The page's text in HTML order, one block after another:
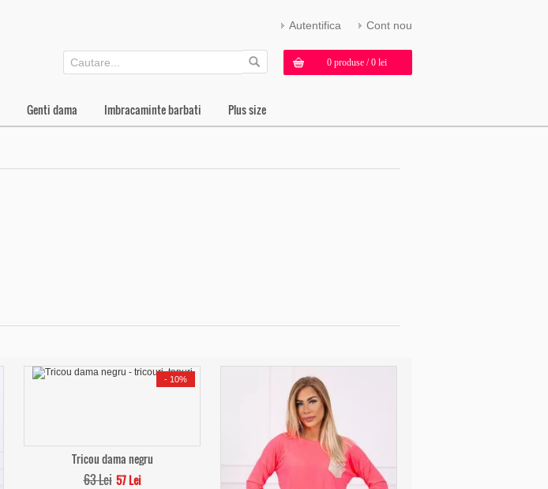
Autentifica Cont nou
0 produse / 0 lei
Genti dama Imbracaminte barbati Plus size
- 10%
Tricou dama negru
63 Lei 57 Lei